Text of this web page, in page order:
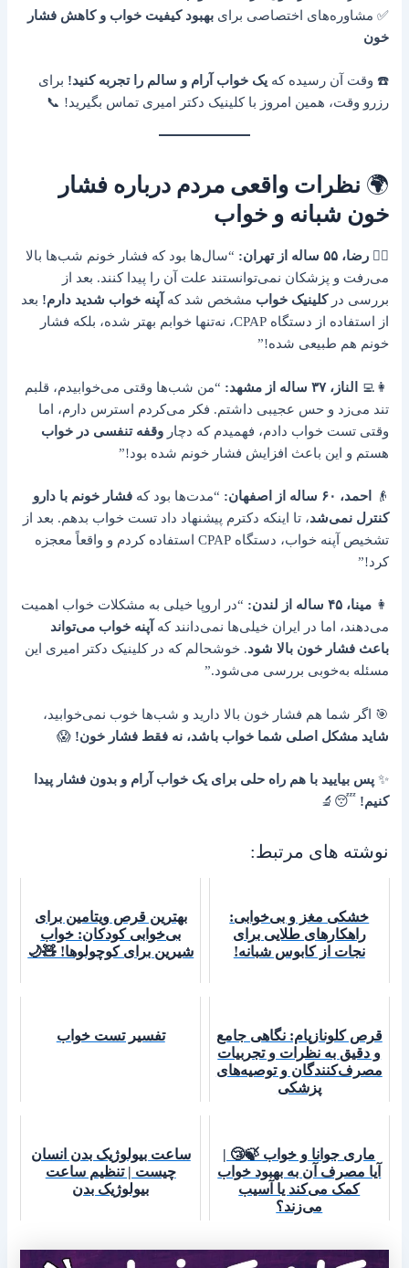
✅ مشاوره‌های اختصاصی برایبهبود کیفیت خواب و کاهش فشار
خون
☎️ وقت آن رسیده کهیک خواب آرام و سالم را تجربه کنید! برای
رزرو وقت، همین امروز با کلینیک دکتر امیری تماس بگیرید! 📞
🌍 نظرات واقعی مردم درباره فشار
خون شبانه و خواب
👨‍⚕️رضا، ۵۵ ساله از تهران:
“سال‌ها بود که فشار خونم شب‌ها بالا
می‌رفت و پزشکان نمی‌توانستند علت آن را پیدا کنند. بعد از
بررسی درکلینیک خواب مشخص شد که آپنه خواب شدید دارم! بعد
از استفاده از دستگاه CPAP، نه‌تنها خوابم بهتر شده، بلکه فشار
خونم هم طبیعی شده!”
👩‍💻 الناز، ۳۷ ساله از مشهد:
“من شب‌ها وقتی می‌خوابیدم، قلبم
تند می‌زد و حس عجیبی داشتم. فکر می‌کردم استرس دارم، اما
وقتی تست خواب دادم، فهمیدم که دچاروقفه تنفسی در خواب
هستم و این باعث افزایش فشار خونم شده بود!”
👴 احمد، ۶۰ ساله از اصفهان: “مدت‌ها بود کهفشار خونم با دارو
کنترل نمی‌شد، تا اینکه دکترم پیشنهاد داد تست خواب بدهم. بعد از
تشخیص آپنه خواب، دستگاه CPAP استفاده کردم و واقعاً معجزه
کرد!”
👩مینا، ۴۵ ساله از لندن:
“در اروپا خیلی به مشکلات خواب اهمیت
می‌دهند، اما در ایران خیلی‌ها نمی‌دانند که آپنه خواب می‌تواند
باعث فشار خون بالا شود. خوشحالم که در کلینیک دکتر امیری این
مسئله به‌خوبی بررسی می‌شود.”
🎯 اگر شما هم فشار خون بالا دارید و شب‌ها خوب نمی‌خوابید،
شاید مشکل اصلی شما خواب باشد، نه فقط فشار خون! 😱
✨پس بیایید با هم راه حلی برای یک خواب آرام و بدون فشار پیدا
کنیم! 😴🔬
نوشته های مرتبط:
خشکی مغز و بی‌خوابی:
راهکارهای طلایی برای
نجات از کابوس شبانه!
بهترین قرص ویتامین برای
بی‌خوابی کودکان: خواب
شیرین برای کوچولوها! 🧸🌙
قرص کلونازپام: نگاهی جامع
و دقیق به نظرات و تجربیات
مصرف‌کنندگان و توصیه‌های
پزشکی
تفسیر تست خواب
ماری جوانا و خواب 🍃😴 |
آیا مصرف آن به بهبود خواب
کمک می‌کند یا آسیب
می‌زند؟
ساعت بیولوژیک بدن انسان
چیست | تنظیم ساعت
بیولوژیک بدن